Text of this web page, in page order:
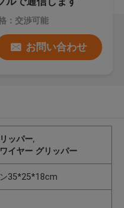
：交渉可能
お問い合わせ
ッパー,
イヤー グリッパー
35*25*18cm